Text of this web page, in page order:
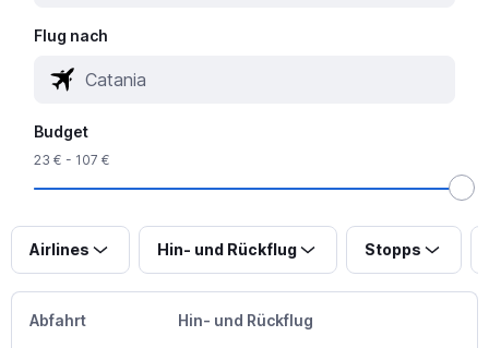
Flug nach
Budget
23 € - 107 €
Airlines Hin- und Rückflug Stopps
Abfahrt Hin- und Rückflug